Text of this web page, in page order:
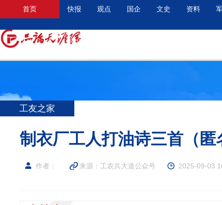
首页 快报 观点 国企 文史 资料
工友之家
制衣厂工人打油诗三首（匿
作者： 来源：工农兵大道公众号 2025-09-03